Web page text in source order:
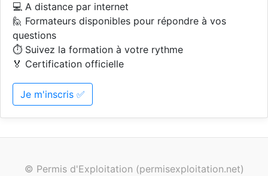
💻 A distance par internet
🙋 Formateurs disponibles pour répondre à vos
questions
⏱️ Suivez la formation à votre rythme
🏅 Certification officielle
Je m'inscris ✅
© Permis d'Exploitation (permisexploitation.net)